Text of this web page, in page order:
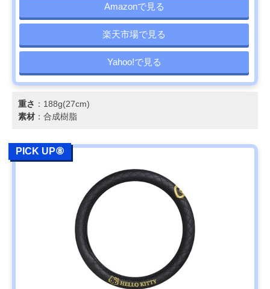
Amazonで見る
楽天市場で見る
Yahoo!で見る
重さ ：188g(27cm)
素材 ：合成樹脂
PICK UP⑧